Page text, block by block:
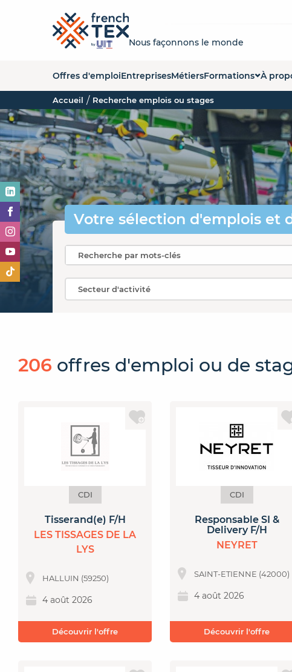
Nous façonnons le monde
Offres d'emploiEntreprisesMétiersFormations
Liste des formations
Carte des formations
Organismes des
À
La
Nos
Accueil Recherche emplois ou stages
Votre sélection d'emplois et
206 offres d'emploi ou de
CDI
Tisserand(e) F/H
LES TISSAGES DE LA
LYS
HALLUIN (59250)
4 août 2026
Découvrir l'offre
CDI
Responsable SI &
Delivery F/H
NEYRET
SAINT-ETIENNE (42000)
4 août 2026
Découvrir l'offre